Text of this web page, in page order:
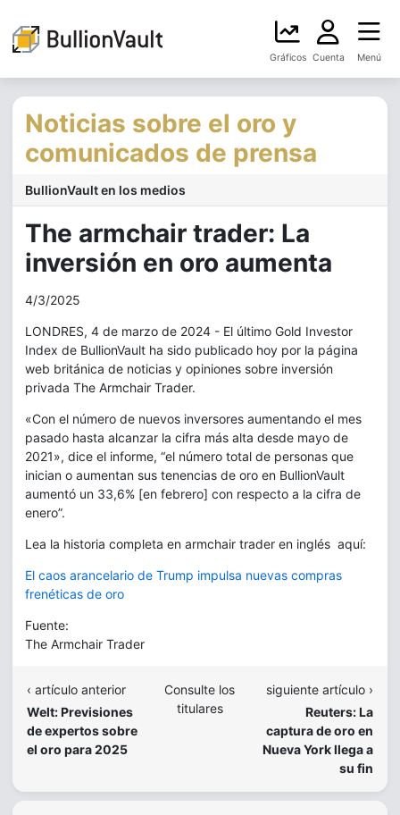
Gráficos Cuenta Menú
Noticias sobre el oro y
comunicados de prensa
BullionVault en los medios
The armchair trader: La
inversión en oro aumenta
4/3/2025
LONDRES, 4 de marzo de 2024 - El último Gold Investor
Index de BullionVault ha sido publicado hoy por la página
web británica de noticias y opiniones sobre inversión
privada The Armchair Trader.
«Con el número de nuevos inversores aumentando el mes
pasado hasta alcanzar la cifra más alta desde mayo de
2021», dice el informe, “el número total de personas que
inician o aumentan sus tenencias de oro en BullionVault
aumentó un 33,6% [en febrero] con respecto a la cifra de
enero”.
Lea la historia completa en armchair trader en inglés aquí:
El caos arancelario de Trump impulsa nuevas compras
frenéticas de oro
Fuente:
The Armchair Trader
‹ artículo anterior
Welt: Previsiones
de expertos sobre
el oro para 2025
Consulte los
titulares
siguiente artículo ›
Reuters: La
captura de oro en
Nueva York llega a
su fin